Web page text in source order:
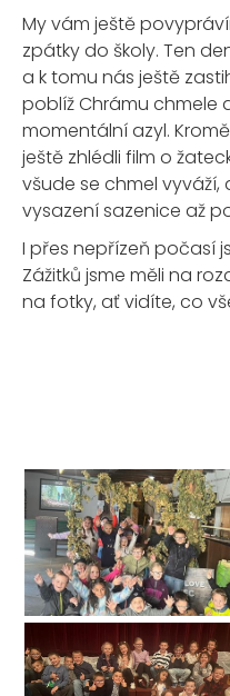
My vám ještě
zpátky do školy. Ten
a k tomu nás ještě
poblíž Chrámu chmele
momentální azyl.
ještě zhlédli film o
všude se chmel
vysazení sazenice až
I přes nepřízeň počasí
Zážitků jsme měli na
na fotky, ať vidíte, co